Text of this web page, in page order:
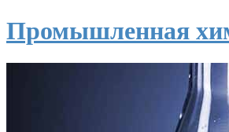
Промышленная